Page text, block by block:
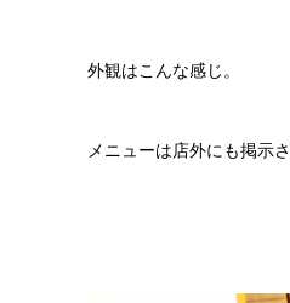
外観はこんな感じ。
メニューは店外にも掲示